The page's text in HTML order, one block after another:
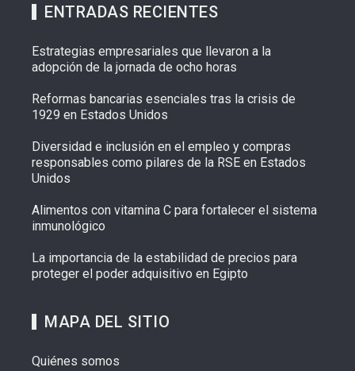
ENTRADAS RECIENTES
Estrategias empresariales que llevaron a la
adopción de la jornada de ocho horas
Reformas bancarias esenciales tras la crisis de
1929 en Estados Unidos
Diversidad e inclusión en el empleo y compras
responsables como pilares de la RSE en Estados
Unidos
Alimentos con vitamina C para fortalecer el sistema
inmunológico
La importancia de la estabilidad de precios para
proteger el poder adquisitivo en Egipto
MAPA DEL SITIO
Quiénes somos